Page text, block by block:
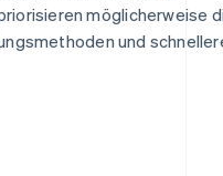
möglicherweise
und